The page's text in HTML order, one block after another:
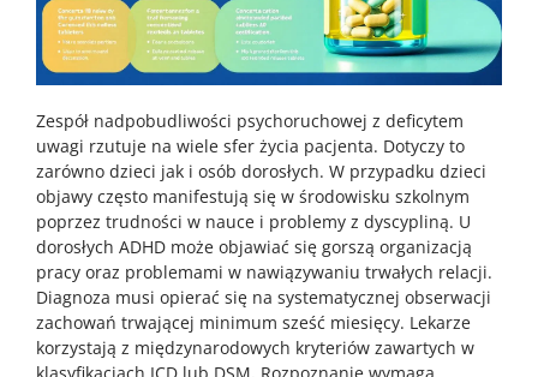
Zespół nadpobudliwości psychoruchowej z deficytem
uwagi rzutuje na wiele sfer życia pacjenta. Dotyczy to
zarówno dzieci jak i osób dorosłych. W przypadku dzieci
objawy często manifestują się w środowisku szkolnym
poprzez trudności w nauce i problemy z dyscypliną. U
dorosłych ADHD może objawiać się gorszą organizacją
pracy oraz problemami w nawiązywaniu trwałych relacji.
Diagnoza musi opierać się na systematycznej obserwacji
zachowań trwającej minimum sześć miesięcy. Lekarze
korzystają z międzynarodowych kryteriów zawartych w